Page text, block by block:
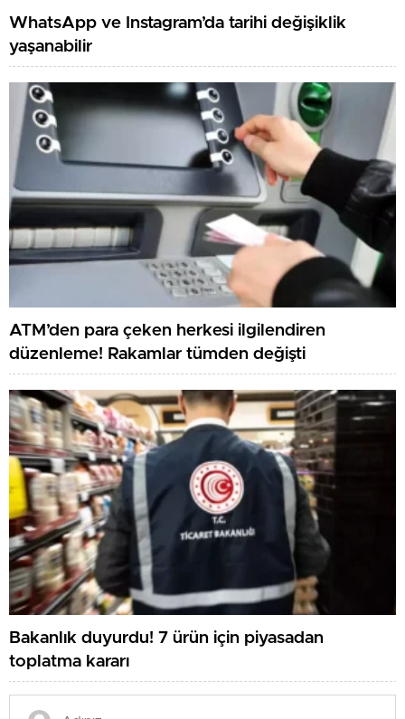
WhatsApp ve Instagram’da tarihi değişiklik
yaşanabilir
ATM’den para çeken herkesi ilgilendiren
düzenleme! Rakamlar tümden değişti
Bakanlık duyurdu! 7 ürün için piyasadan
toplatma kararı